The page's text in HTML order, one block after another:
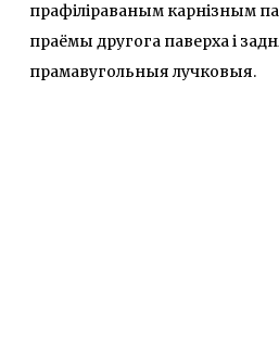
прафіліраваным карнізным
праёмы другога паверха і
прамавугольныя лучковыя.